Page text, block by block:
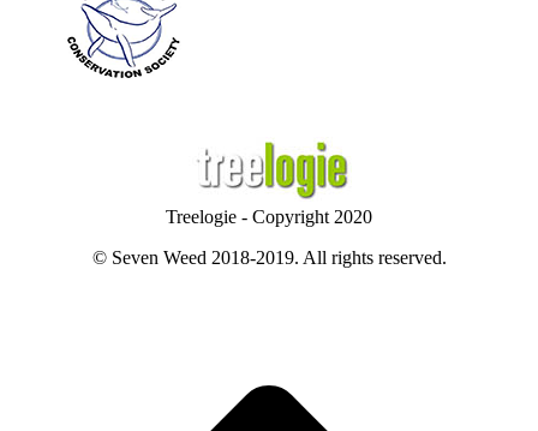
Treelogie - Copyright 2020
© Seven Weed 2018-2019. All rights reserved.